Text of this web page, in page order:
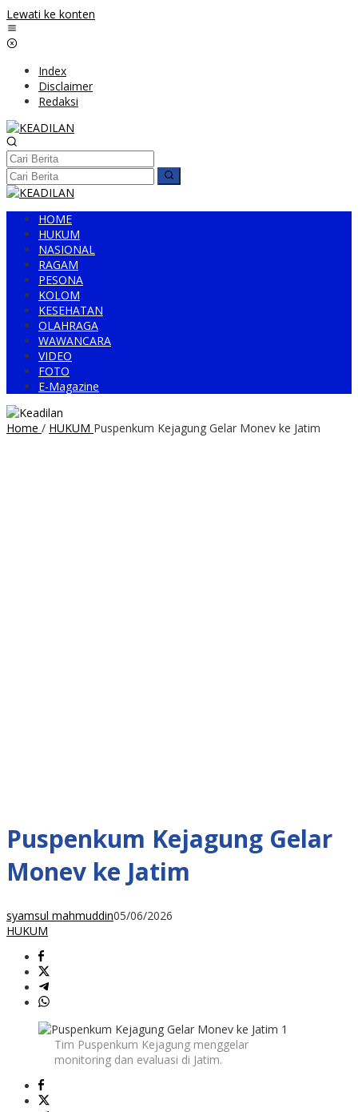
Lewati ke konten
Index
Disclaimer
Redaksi
HOME
HUKUM
NASIONAL
RAGAM
PESONA
KOLOM
KESEHATAN
OLAHRAGA
WAWANCARA
VIDEO
FOTO
E-Magazine
Home / HUKUM Puspenkum Kejagung Gelar Monev ke Jatim
Puspenkum Kejagung Gelar
Monev ke Jatim
syamsul mahmuddin05/06/2026
HUKUM
Tim Puspenkum Kejagung menggelar
monitoring dan evaluasi di Jatim.